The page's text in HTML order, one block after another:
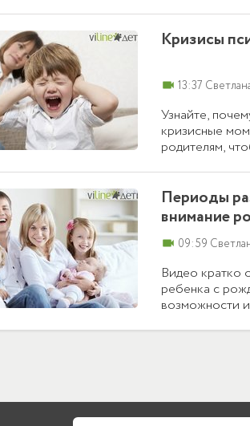
Кризисы
videocam 13:37
Узнайте,
кризисные
родителям,
Периоды
внимание
videocam 09:59
Видео кратко
ребенка с
возможности